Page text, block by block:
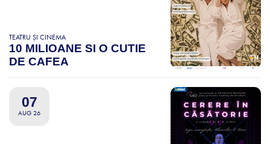
TEATRU ȘI CINEMA
10 MILIOANE SI O CUTIE
DE CAFEA
07
AUG 26